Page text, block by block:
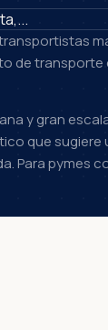
de
y gran
que
Para